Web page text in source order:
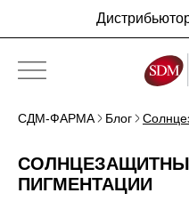
БРЕНДЫ
СДМ-ФАРМА Блог
ПИГМЕНТАЦИИ